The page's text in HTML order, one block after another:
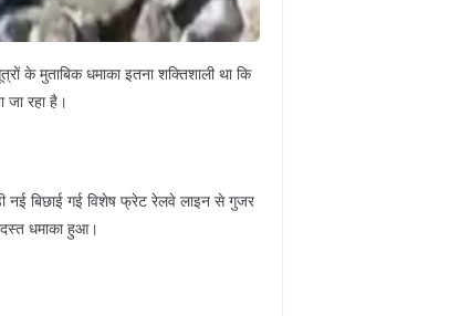
के मुताबिक धमाका इतना शक्तिशाली था कि
रहा है।
बिछाई गई विशेष फ्रेट रेलवे लाइन से गुजर
धमाका हुआ।